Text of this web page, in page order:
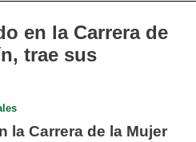
en la Carrera de
trae sus
la Carrera de la Mujer